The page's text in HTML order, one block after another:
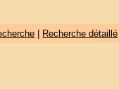
Recherche détaillé